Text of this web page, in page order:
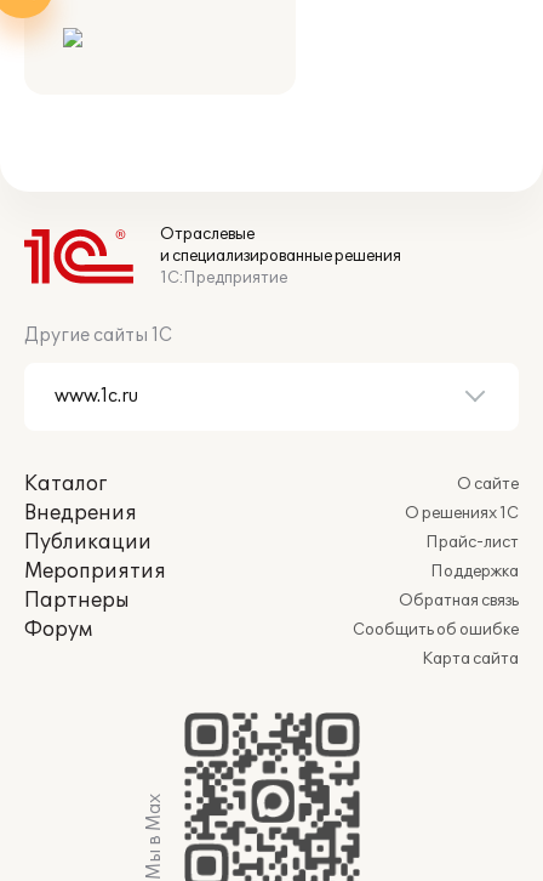
Отраслевые
и специализированные решения
1С:Предприятие
Другие сайты 1С
Каталог
Внедрения
Публикации
Мероприятия
Партнеры
Форум
О сайте
О решениях 1С
Прайс-лист
Поддержка
Обратная связь
Сообщить об ошибке
Карта сайта
Мы в Max